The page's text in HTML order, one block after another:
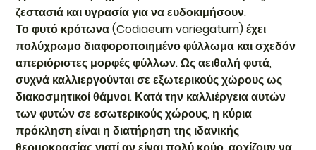
ζεστασιά και υγρασία για να ευδοκιμήσουν.
Το φυτό κρότωνα (Codiaeum variegatum) έχει
πολύχρωμο διαφοροποιημένο φύλλωμα και σχεδόν
απεριόριστες μορφές φύλλων. Ως αειθαλή φυτά,
συχνά καλλιεργούνται σε εξωτερικούς χώρους ως
διακοσμητικοί θάμνοι. Κατά την καλλιέργεια αυτών
των φυτών σε εσωτερικούς χώρους, η κύρια
πρόκληση είναι η διατήρηση της ιδανικής